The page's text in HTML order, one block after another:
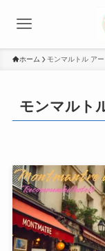
ホーム モンマルトル アー
モンマルト